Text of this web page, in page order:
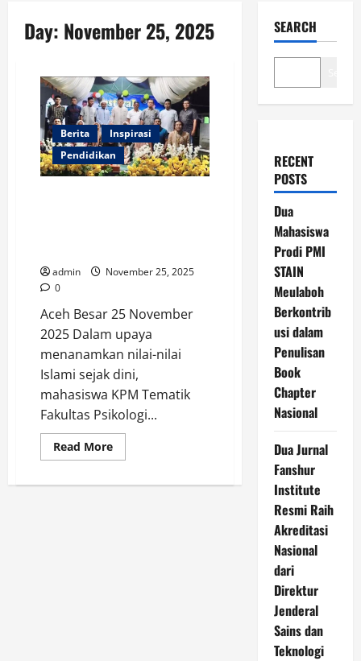
Day: November 25, 2025
Berita
Inspirasi
Pendidikan
admin
November 25, 2025
0
Aceh Besar 25 November
2025 Dalam upaya
menanamkan nilai-nilai
Islami sejak dini,
mahasiswa KPM Tematik
Fakultas Psikologi...
Read MoreRead
more
KPM
SEARCH
RECENT
POSTS
Dua
Mahasiswa
Prodi PMI
STAIN
Meulaboh
Berkontrib
usi dalam
Penulisan
Book
Chapter
Nasional
Dua Jurnal
Fanshur
Institute
Resmi Raih
Akreditasi
Nasional
dari
Direktur
Jenderal
Sains dan
Teknologi